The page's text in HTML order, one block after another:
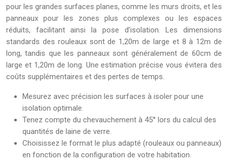
pour les grandes surfaces planes, comme les murs droits, et les
panneaux pour les zones plus complexes ou les espaces
réduits, facilitant ainsi la pose d’isolation. Les dimensions
standards des rouleaux sont de 1,20m de large et 8 à 12m de
long, tandis que les panneaux sont généralement de 60cm de
large et 1,20m de long. Une estimation précise vous évitera des
coûts supplémentaires et des pertes de temps.
Mesurez avec précision les surfaces à isoler pour une
isolation optimale.
Tenez compte du chevauchement à 45° lors du calcul des
quantités de laine de verre.
Choisissez le format le plus adapté (rouleaux ou panneaux)
en fonction de la configuration de votre habitation.